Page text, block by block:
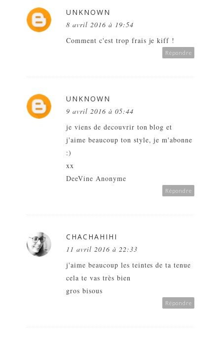
UNKNOWN
8 avril 2016 à 19:54
Comment c'est trop frais je kiff !
Répondre
UNKNOWN
9 avril 2016 à 05:44
je viens de decouvrir ton blog et
j'aime beaucoup ton style, je m'abonne
:)
xx
DeeVine Anonyme
Répondre
CHACHAHIHI
11 avril 2016 à 22:33
j'aime beaucoup les teintes de ta tenue
cela te vas très bien
gros bisous
Répondre